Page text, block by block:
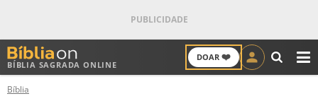
BÍBLIA SAGRADA ONLINE
DOAR ❤️
ANTIGO TESTAMENTO
Bíblia